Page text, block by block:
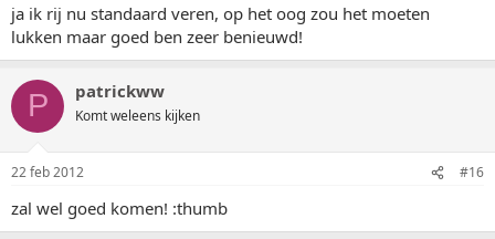
ja ik rij nu standaard veren, op het oog zou het moeten
lukken maar goed ben zeer benieuwd!
P patrickww
Komt weleens kijken
22 feb 2012 #16
zal wel goed komen! :thumb